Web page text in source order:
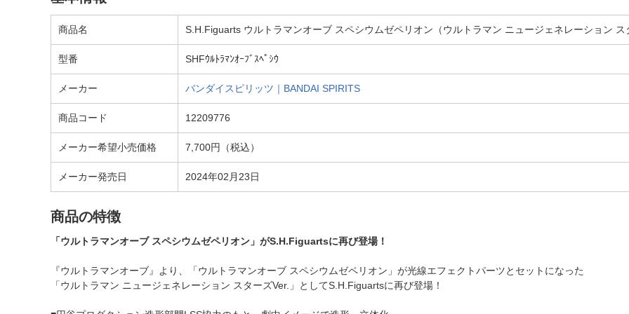
商品名 S.H.Figuarts ウルトラマンオーブ スペシウムゼペリオン（ウルトラマン ニュージェネレーション ス
型番 SHFｳﾙﾄﾗﾏﾝｵｰﾌﾞｽﾍﾟｼｳ
メーカー バンダイスピリッツ｜BANDAI SPIRITS
商品コード 12209776
メーカー希望小売価格 7,700円（税込）
メーカー発売日 2024年02月23日
商品の特徴
「ウルトラマンオーブ スペシウムゼペリオン」がS.H.Figuartsに再び登場！
『ウルトラマンオーブ』より、「ウルトラマンオーブ スペシウムゼペリオン」が光線エフェクトパーツとセットになった
「ウルトラマン ニュージェネレーション スターズVer.」としてS.H.Figuartsに再び登場！